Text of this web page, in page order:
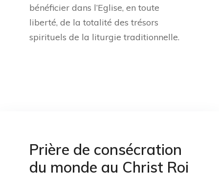
bénéficier dans l’Eglise, en toute
liberté, de la totalité des trésors
spirituels de la liturgie traditionnelle.
Prière de consécration
du monde au Christ Roi